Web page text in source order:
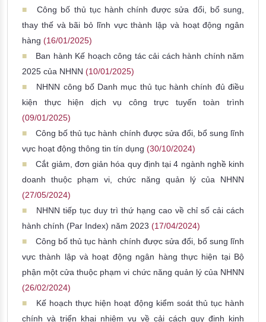
Công bố thủ tục hành chính được sửa đổi, bổ sung,
thay thế và bãi bỏ lĩnh vực thành lập và hoạt động ngân
hàng (16/01/2025)
Ban hành Kế hoạch công tác cải cách hành chính năm
2025 của NHNN (10/01/2025)
NHNN công bố Danh mục thủ tục hành chính đủ điều
kiện thực hiện dịch vụ công trực tuyến toàn trình
(09/01/2025)
Công bố thủ tục hành chính được sửa đổi, bổ sung lĩnh
vực hoạt động thông tin tín dụng (30/10/2024)
Cắt giảm, đơn giản hóa quy định tại 4 ngành nghề kinh
doanh thuộc phạm vi, chức năng quản lý của NHNN
(27/05/2024)
NHNN tiếp tục duy trì thứ hạng cao về chỉ số cải cách
hành chính (Par Index) năm 2023 (17/04/2024)
Công bố thủ tục hành chính được sửa đổi, bổ sung lĩnh
vực thành lập và hoạt động ngân hàng thực hiện tại Bộ
phận một cửa thuộc phạm vi chức năng quản lý của NHNN
(26/02/2024)
Kế hoạch thực hiện hoạt động kiểm soát thủ tục hành
chính và triển khai nhiệm vụ về cải cách quy định kinh